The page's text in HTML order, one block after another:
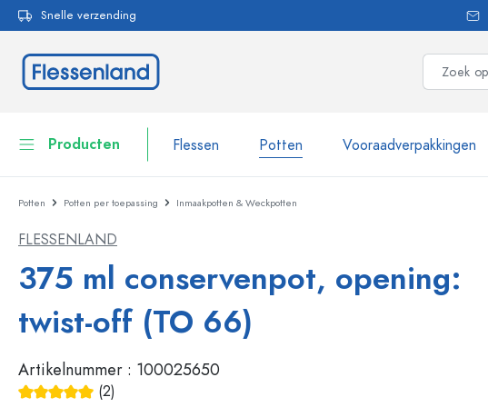
Ga naar de hoofdnavigatie
Snelle verzending
Producten Flessen Potten Vooraadverpakkingen
Flessen
Vooraadverpakkingen
Servies
Cosmetische verpakkingen
Toon alles Flessen
WECK flessen
Potten Potten per toepassing Inmaakpotten & Weckpotten
FLESSENLAND
375 ml conservenpot, opening:
twist-off (TO 66)
Artikelnummer : 100025650
(2)